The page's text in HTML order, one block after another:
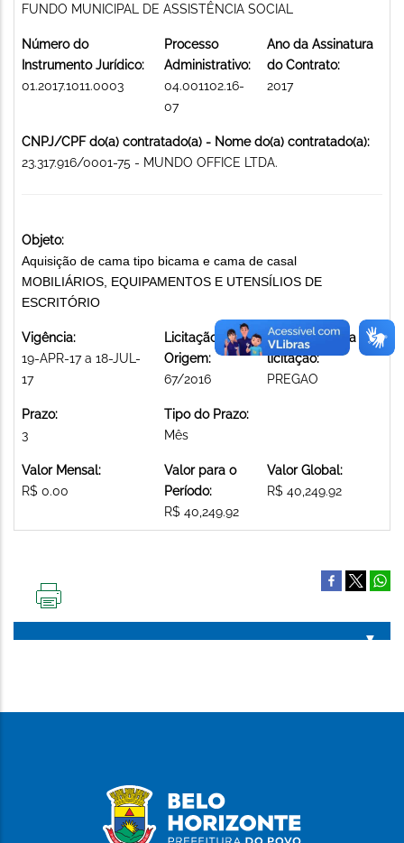
FUNDO MUNICIPAL DE ASSISTÊNCIA SOCIAL
Número do
Instrumento Jurídico:
01.2017.1011.0003
Processo
Administrativo:
04.001102.16-
07
Ano da Assinatura
do Contrato:
2017
CNPJ/CPF do(a) contratado(a) - Nome do(a) contratado(a):
23.317.916/0001-75 - MUNDO OFFICE LTDA.
Objeto:
Aquisição de cama tipo bicama e cama de casal
MOBILIÁRIOS, EQUIPAMENTOS E UTENSÍLIOS DE
ESCRITÓRIO
Vigência:
19-APR-17 a 18-JUL-
17
Licitação de
Origem:
67/2016
Modalidade da
licitação:
PREGAO
Prazo:
3
Tipo do Prazo:
Mês
Valor Mensal:
R$ 0.00
Valor para o
Período:
R$ 40,249.92
Valor Global:
R$ 40,249.92
PÁGINA